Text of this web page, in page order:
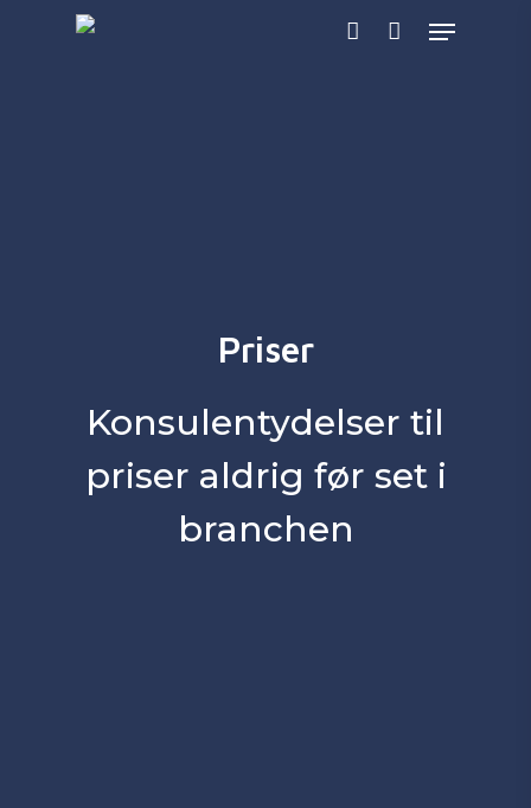
Menu
Priser
Konsulentydelser til
priser aldrig før set i
branchen